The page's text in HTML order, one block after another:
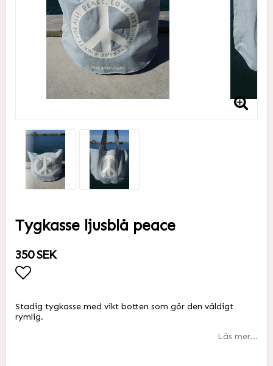
Tygkasse ljusblå peace
350 SEK
Stadig tygkasse med vikt botten som gör den väldigt
rymlig.
Läs mer...